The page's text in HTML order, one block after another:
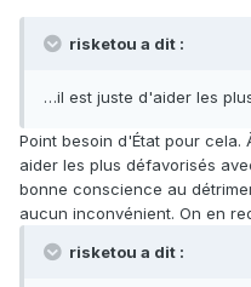
risketou a dit :
…il est juste d'aider les
Point besoin d'État pour cela.
aider les plus défavorisés
bonne conscience au
aucun inconvénient. On en
risketou a dit :